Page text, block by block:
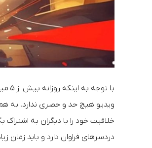
با
ویدیو هیچ حد و حصری ندارد. به
خلاقیت خود را با دیگران به اشتراک
دردسرهای فراوان دارد و باید زمان